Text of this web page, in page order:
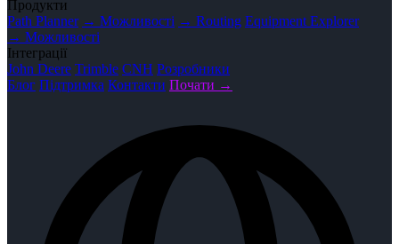
Продукти
Path Planner → Можливості → Routing Equipment Explorer
→ Можливості
Інтеграції
John Deere Trimble CNH Розробники
Блог Підтримка Контакти Почати →